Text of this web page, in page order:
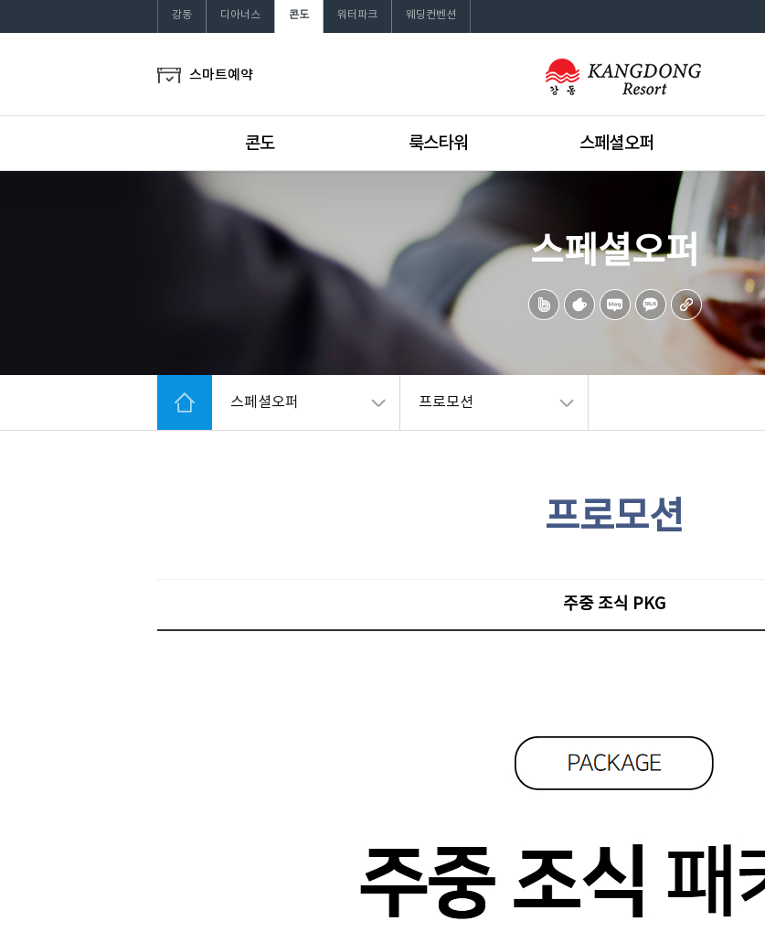
강동 디아너스 콘도 워터파크 웨딩컨벤션
스마트예약
콘도
패밀리콘도
프라이빗콘도
룩스타워
헬로! 마이 디노 & VR
131라운지
웨딩컨벤션
스페셜오퍼
스페셜오퍼
스페셜오퍼 프로모션
프로모션
주중 조식 PKG